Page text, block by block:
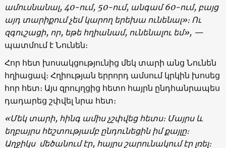
ամուսնանալ, 40-ում, 50-ում, անգամ60-ում, բայց
այդ տարիքում չեմ կարող երեխա ունենալ»։ Ու
զգուշացի, որ, եթե հղիանամ, ունենալու եմ», —
պատմում է Նունեն։
Հոր հետ խոսակցությունից մեկ տարի անց Նունեն
հղիացավ։ Հղիության երրորդ ամսում կրկին խոսեց
հոր հետ։ Այս զրույղցից հետո հայրն ընդհանրապես
դադարեց շփվել նրա հետ։
«Մեկ տարի, հինգ ամիս չշփվեց հետս։ Մայրս և
եղբայրս հեշտությամբ ընդունեցին իմ քայլը։
Աղջիկս մեծանում էր, հայրս շարունակում էր լռել։